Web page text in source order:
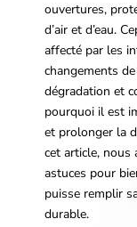
ouvertures,
d’air et d’eau.
affecté par les
changements
dégradation et
pourquoi il est
et prolonger la
cet article, nous
astuces pour
puisse remplir
durable.